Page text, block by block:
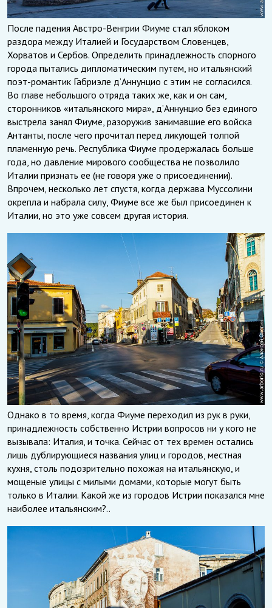
После падения Австро-Венгрии Фиуме стал яблоком
раздора между Италией и Государством Словенцев,
Хорватов и Сербов. Определить принадлежность спорного
города пытались дипломатическим путем, но итальянский
поэт-романтик Габриэле д’Аннунцио с этим не согласился.
Во главе небольшого отряда таких же, как и он сам,
сторонников «итальянского мира», д’Аннунцио без единого
выстрела занял Фиуме, разоружив занимавшие его войска
Антанты, после чего прочитал перед ликующей толпой
пламенную речь. Республика Фиуме продержалась больше
года, но давление мирового сообщества не позволило
Италии признать ее (не говоря уже о присоединении).
Впрочем, несколько лет спустя, когда держава Муссолини
окрепла и набрала силу, Фиуме все же был присоединен к
Италии, но это уже совсем другая история.
Однако в то время, когда Фиуме переходил из рук в руки,
принадлежность собственно Истрии вопросов ни у кого не
вызывала: Италия, и точка. Сейчас от тех времен остались
лишь дублирующиеся названия улиц и городов, местная
кухня, столь подозрительно похожая на итальянскую, и
мощеные улицы с милыми домами, которые могут быть
только в Италии. Какой же из городов Истрии показался мне
наиболее итальянским?..